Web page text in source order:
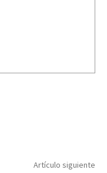
Artículo siguiente